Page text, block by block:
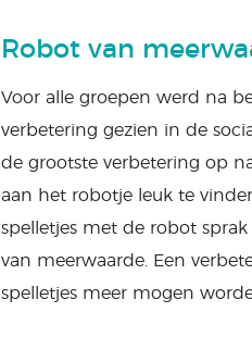
Robot van
Voor alle groepen werd na
verbetering gezien in de
de grootste verbetering op
aan het robotje leuk te
spelletjes met de robot
van meerwaarde. Een
spelletjes meer mogen